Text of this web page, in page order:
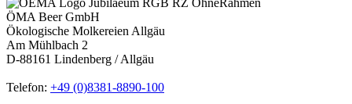
ÖMA Beer GmbH
Ökologische Molkereien Allgäu
Am Mühlbach 2
D-88161 Lindenberg / Allgäu
Telefon: +49 (0)8381-8890-100